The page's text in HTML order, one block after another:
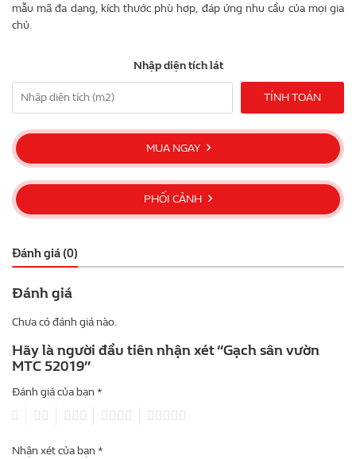
mẫu mã đa dạng, kích thước phù hợp, đáp ứng nhu cầu của mọi gia
chủ.
Nhập diện tích lát
TÍNH TOÁN
MUA NGAY
PHỐI CẢNH
Đánh giá (0)
Đánh giá
Chưa có đánh giá nào.
Hãy là người đầu tiên nhận xét “Gạch sân vườn
MTC 52019”
Đánh giá của bạn*
Nhận xét của bạn*